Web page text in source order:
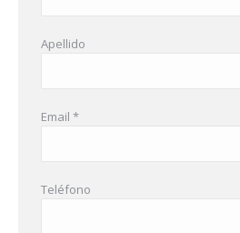
Apellido
Email *
Teléfono